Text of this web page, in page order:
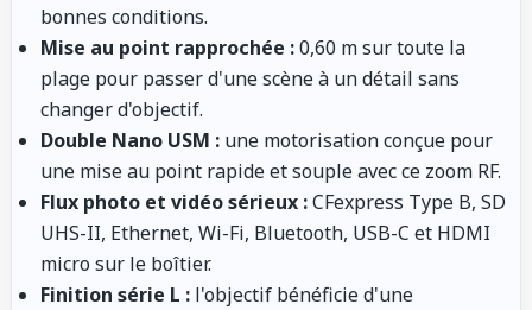
bonnes conditions.
Mise au point rapprochée :0,60 m sur toute la
plage pour passer d'une scène à un détail sans
changer d'objectif.
Double Nano USM : une motorisation conçue pour
une mise au point rapide et souple avec ce zoom RF.
Flux photo et vidéo sérieux :CFexpress Type B, SD
UHS-II, Ethernet, Wi-Fi, Bluetooth, USB-C et HDMI
micro sur le boîtier.
Finition série L : l'objectif bénéficie d'une